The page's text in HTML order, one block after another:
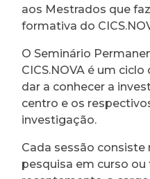
aos Mestrados que
formativa do
O Seminário
CICS.NOVA é um
dar a conhecer a
centro e os
investigação.
Cada sessão
pesquisa em curso